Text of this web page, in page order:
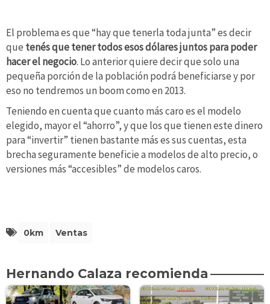
El problema es que “hay que tenerla toda junta” es decir
que tenés que tener todos esos dólares juntos para poder
hacer el negocio. Lo anterior quiere decir que solo una
pequeña porción de la población podrá beneficiarse y por
eso no tendremos un boom como en 2013.
Teniendo en cuenta que cuanto más caro es el modelo
elegido, mayor el “ahorro”, y que los que tienen este dinero
para “invertir” tienen bastante más es sus cuentas, esta
brecha seguramente beneficie a modelos de alto precio, o
versiones más “accesibles” de modelos caros.
0km Ventas
Hernando Calaza recomienda